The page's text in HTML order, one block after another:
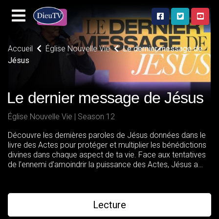
Accueil Église Nouvelle Vie
Le dernier message de
Jésus
Le dernier message de Jésus
Église Nouvelle Vie | Season 12
Découvre les dernières paroles de Jésus données dans le
livre des Actes pour protéger et multiplier les bénédictions
divines dans chaque aspect de ta vie. Face aux tentatives
de l’ennemi d’amoindrir la puissance des Actes, Jésus a
miraculeuses aujourd’hui. Ne manque pas ce message
crucial qui peut transformer ta vie!
Lecture